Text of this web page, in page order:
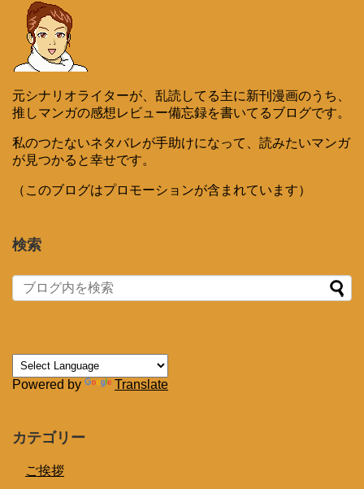
元シナリオライターが、乱読してる主に新刊漫画のうち、
推しマンガの感想レビュー備忘録を書いてるブログです。
私のつたないネタバレが手助けになって、読みたいマンガ
が見つかると幸せです。
（このブログはプロモーションが含まれています）
検索
Powered by Translate
カテゴリー
ご挨拶